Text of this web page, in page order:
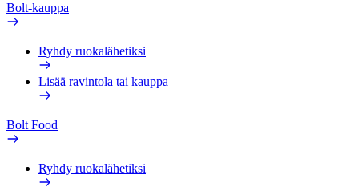
Bolt-kauppa
Ryhdy ruokalähetiksi
Lisää ravintola tai kauppa
Bolt Food
Ryhdy ruokalähetiksi